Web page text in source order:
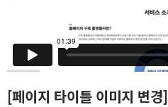
[페이지 타이틀 이미지 변경]